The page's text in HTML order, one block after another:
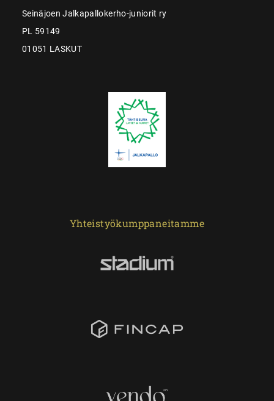
Seinäjoen Jalkapallokerho-juniorit ry
PL 59149
01051 LASKUT
Yhteistyökumppaneitamme